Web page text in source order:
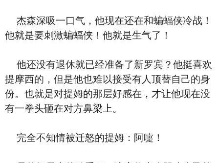
杰森深吸一口气，他现在还在和蝙蝠侠冷战！
他就是要刺激蝙蝠侠！他就是生气了！
他还没有退休就已经准备了新罗宾？他挺喜欢
提摩西的，但是他也难以接受有人顶替自己的身
份。也就是对提姆的那层好感在，才让他现在没
有一拳头砸在对方鼻梁上。
完全不知情被迁怒的提姆：阿嚏！